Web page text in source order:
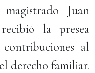
Juan
la presea
al
derecho familiar.